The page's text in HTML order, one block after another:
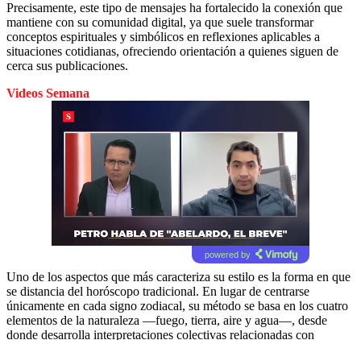
Precisamente, este tipo de mensajes ha fortalecido la conexión que
mantiene con su comunidad digital, ya que suele transformar
conceptos espirituales y simbólicos en reflexiones aplicables a
situaciones cotidianas, ofreciendo orientación a quienes siguen de
cerca sus publicaciones.
Videos Semana
powered by
Uno de los aspectos que más caracteriza su estilo es la forma en que
se distancia del horóscopo tradicional. En lugar de centrarse
únicamente en cada signo zodiacal, su método se basa en los cuatro
elementos de la naturaleza —fuego, tierra, aire y agua—, desde
donde desarrolla interpretaciones colectivas relacionadas con